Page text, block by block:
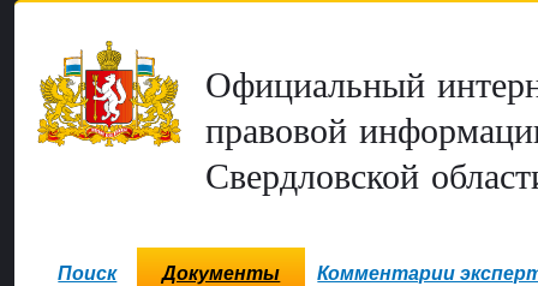
Официальный
правовой
Свердловской
Поиск Документы Комментарии